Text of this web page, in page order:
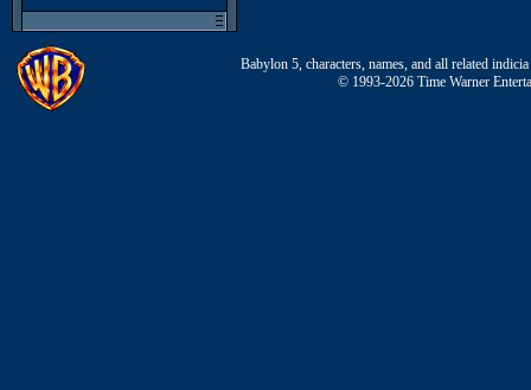
Babylon 5, characters, names, and all related
© 1993-2026 Time Warner